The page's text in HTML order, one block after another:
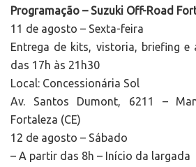
Programação – Suzuki Off-Road
11 de agosto – Sexta-feira
Entrega de kits, vistoria, briefing e
das 17h às 21h30
Local: Concessionária Sol
Av. Santos Dumont, 6211 –
Fortaleza (CE)
12 de agosto – Sábado
– A partir das 8h – Início da largada